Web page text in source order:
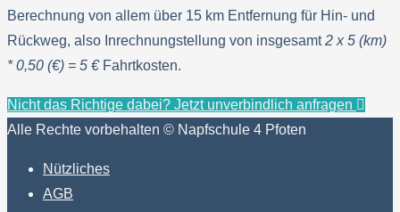
Berechnung von allem über 15 km Entfernung für Hin- und
Rückweg, also Inrechnungstellung von insgesamt2 x 5 (km)
* 0,50 (€) = 5 €Fahrtkosten.
Nicht das Richtige dabei? Jetzt unverbindlich anfragen
Alle Rechte vorbehalten © Napfschule 4 Pfoten
Nützliches
AGB